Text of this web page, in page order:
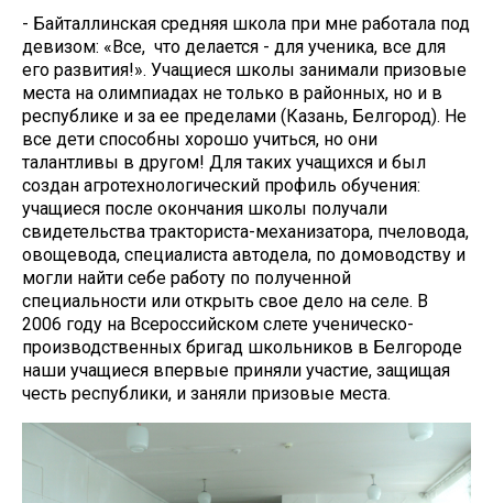
- Байталлинская средняя школа при мне работала под
девизом: «Все, что делается - для ученика, все для
его развития!». Учащиеся школы занимали призовые
места на олимпиадах не только в районных, но и в
республике и за ее пределами (Казань, Белгород). Не
все дети способны хорошо учиться, но они
талантливы в другом! Для таких учащихся и был
создан агротехнологический профиль обучения:
учащиеся после окончания школы получали
свидетельства тракториста-механизатора, пчеловода,
овощевода, специалиста автодела, по домоводству и
могли найти себе работу по полученной
специальности или открыть свое дело на селе. В
2006 году на Всероссийском слете ученическо-
производственных бригад школьников в Белгороде
наши учащиеся впервые приняли участие, защищая
честь республики, и заняли призовые места.